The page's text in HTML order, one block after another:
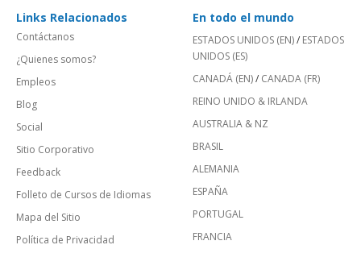
Links Relacionados
Contáctanos
¿Quienes somos?
Empleos
Blog
Social
Sitio Corporativo
Feedback
Folleto de Cursos de Idiomas
Mapa del Sitio
Política de Privacidad
En todo el mundo
ESTADOS UNIDOS (EN)/ ESTADOS
UNIDOS (ES)
CANADÁ (EN)/ CANADA (FR)
REINO UNIDO & IRLANDA
AUSTRALIA & NZ
BRASIL
ALEMANIA
ESPAÑA
PORTUGAL
FRANCIA